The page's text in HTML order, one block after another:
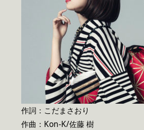
作詞：こだまさおり
作曲：Kon-K/佐藤 樹